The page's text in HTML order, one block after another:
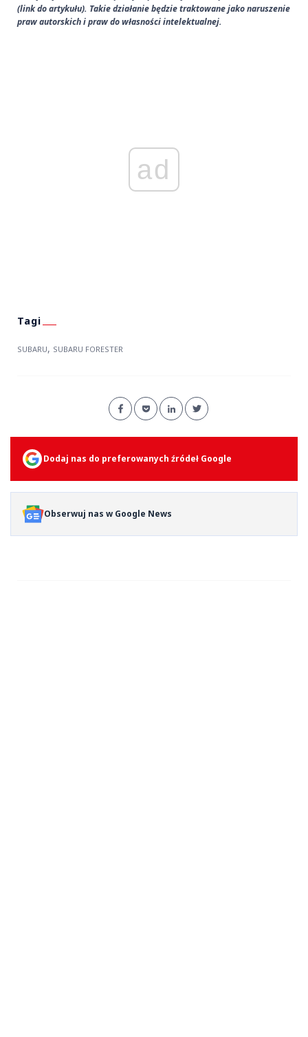
(link do artykułu). Takie działanie będzie traktowane jako naruszenie
praw autorskich i praw do własności intelektualnej.
ad
SUBARU, SUBARU FORESTER
Dodaj nas do preferowanych źródeł Google
Obserwuj nas w Google News